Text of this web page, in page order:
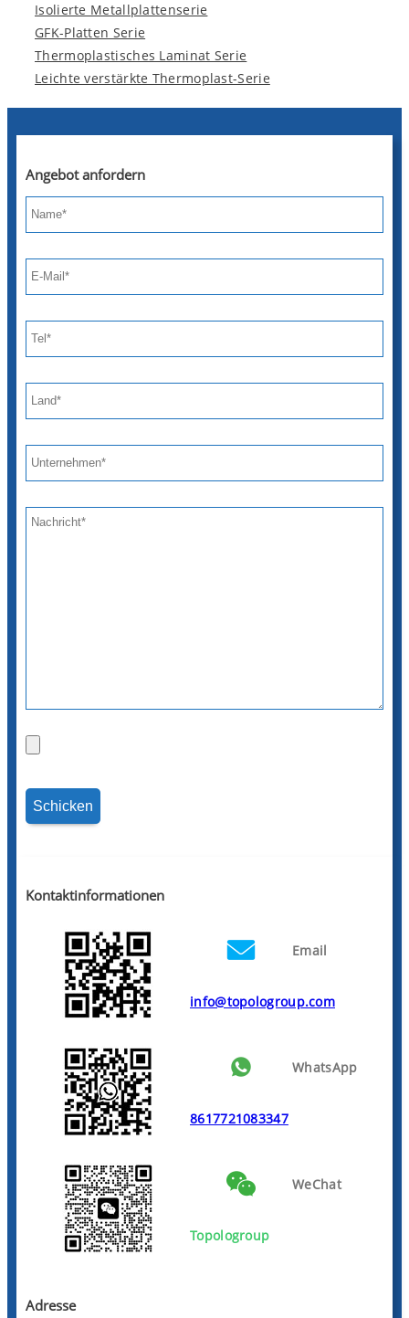
Isolierte Metallplattenserie
GFK-Platten Serie
Thermoplastisches Laminat Serie
Leichte verstärkte Thermoplast-Serie
Angebot anfordern
Kontaktinformationen
Email
info@topologroup.com
WhatsApp
8617721083347
WeChat
Topologroup
Adresse